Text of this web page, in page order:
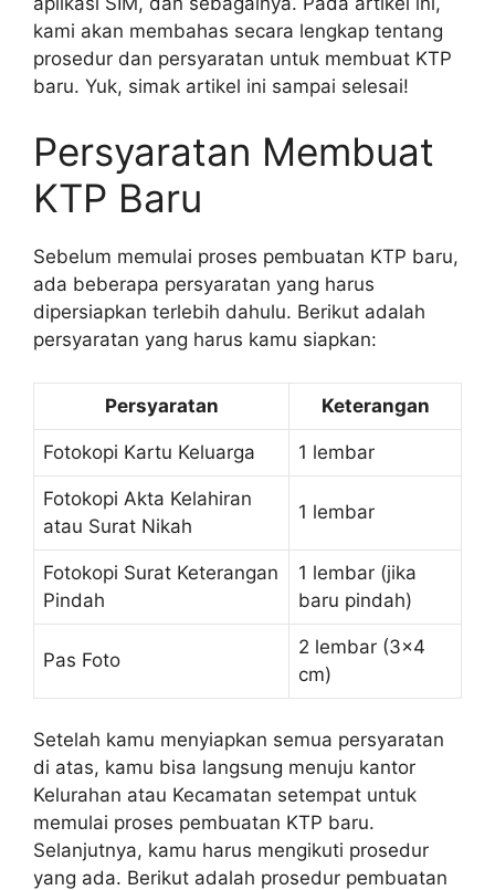
kami akan membahas secara lengkap tentang
prosedur dan persyaratan untuk membuat KTP
baru. Yuk, simak artikel ini sampai selesai!
Persyaratan Membuat
KTP Baru
Sebelum memulai proses pembuatan KTP baru,
ada beberapa persyaratan yang harus
dipersiapkan terlebih dahulu. Berikut adalah
persyaratan yang harus kamu siapkan:
Persyaratan Keterangan
Fotokopi Kartu Keluarga 1 lembar
Fotokopi Akta Kelahiran
atau Surat Nikah
1 lembar
Fotokopi Surat Keterangan
Pindah
1 lembar (jika
baru pindah)
Pas Foto
2 lembar (3×4
cm)
Setelah kamu menyiapkan semua persyaratan
di atas, kamu bisa langsung menuju kantor
Kelurahan atau Kecamatan setempat untuk
memulai proses pembuatan KTP baru.
Selanjutnya, kamu harus mengikuti prosedur
yang ada. Berikut adalah prosedur pembuatan